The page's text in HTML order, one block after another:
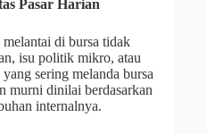
Pasar Harian
melantai di bursa tidak
isu politik mikro, atau
yang sering melanda bursa
murni dinilai berdasarkan
internalnya.